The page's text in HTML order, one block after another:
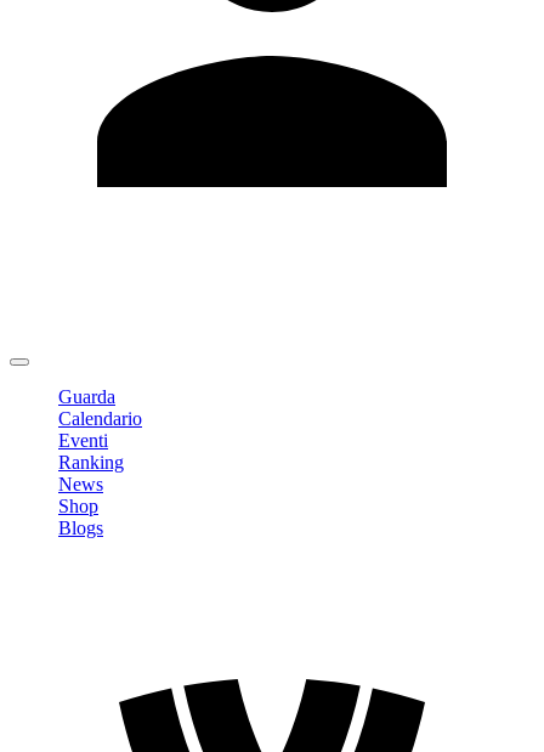
Guarda
Calendario
Eventi
Ranking
News
Shop
Blogs